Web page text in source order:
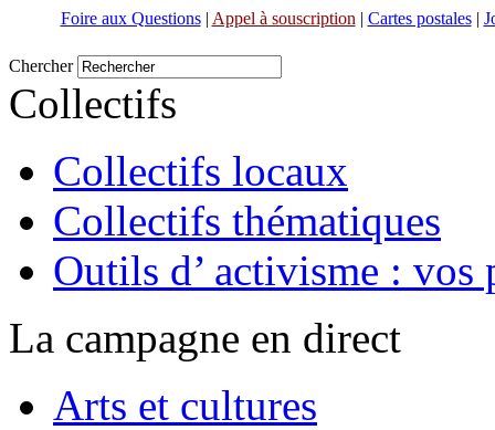
Foire aux Questions| Appel à souscription | Cartes postales|
Chercher
Collectifs
Collectifs locaux
Collectifs thématiques
Outils d’ activisme : vos
La campagne en direct
Arts et cultures